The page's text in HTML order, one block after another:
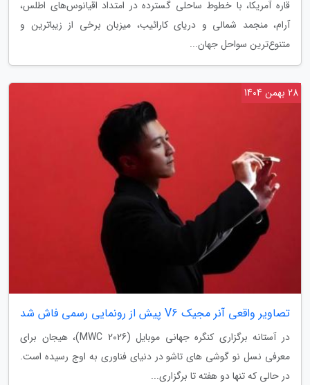
قاره آمریکا، با خطوط ساحلی گسترده در امتداد اقیانوس‌های اطلس،
آرام، منجمد شمالی و دریای کارائیب، میزبان برخی از زیباترین و
متنوع‌ترین سواحل جهان...
تصاویر واقعی آنر مجیک V6 پیش از رونمایی رسمی فاش شد
در آستانه برگزاری کنگره جهانی موبایل (MWC 2026)، هیجان برای
معرفی نسل نو گوشی های تاشو در دنیای فناوری به اوج رسیده است.
در حالی که تنها دو هفته تا برگزاری...
28 بهمن 1404